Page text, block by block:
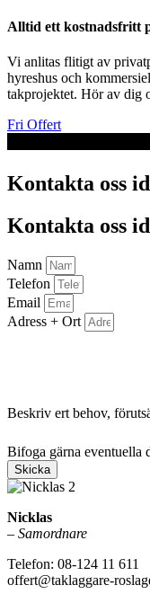
Alltid ett kostnadsfritt
Vi anlitas flitigt av
hyreshus och
takprojektet. Hör av dig
Fri Offert
Kontakta oss
Kontakta oss
Namn
Telefon
Email
Adress + Ort
Beskriv ert behov,
Bifoga gärna eventuella
Skicka
Nicklas
– Samordnare
Telefon: 08-124 11 611
offert@taklaggare-